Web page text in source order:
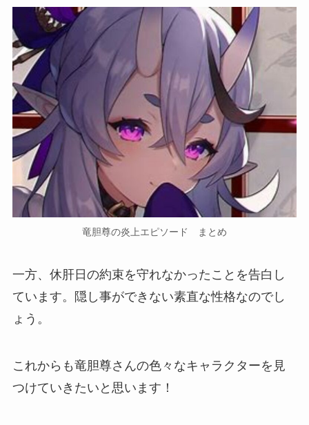
竜胆尊の炎上エピソード まとめ
一方、 休肝日の約束を守れなかった ことを告白し
ています。隠し事ができない素直な性格なのでし
ょう。
これからも竜胆尊さんの色々なキャラクターを見
つけていきたいと思います！